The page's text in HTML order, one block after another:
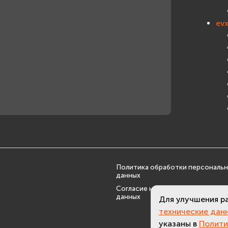
Политика обработки
данных
Согласие на обработку
данных
Для улучшения
технические
указаны в